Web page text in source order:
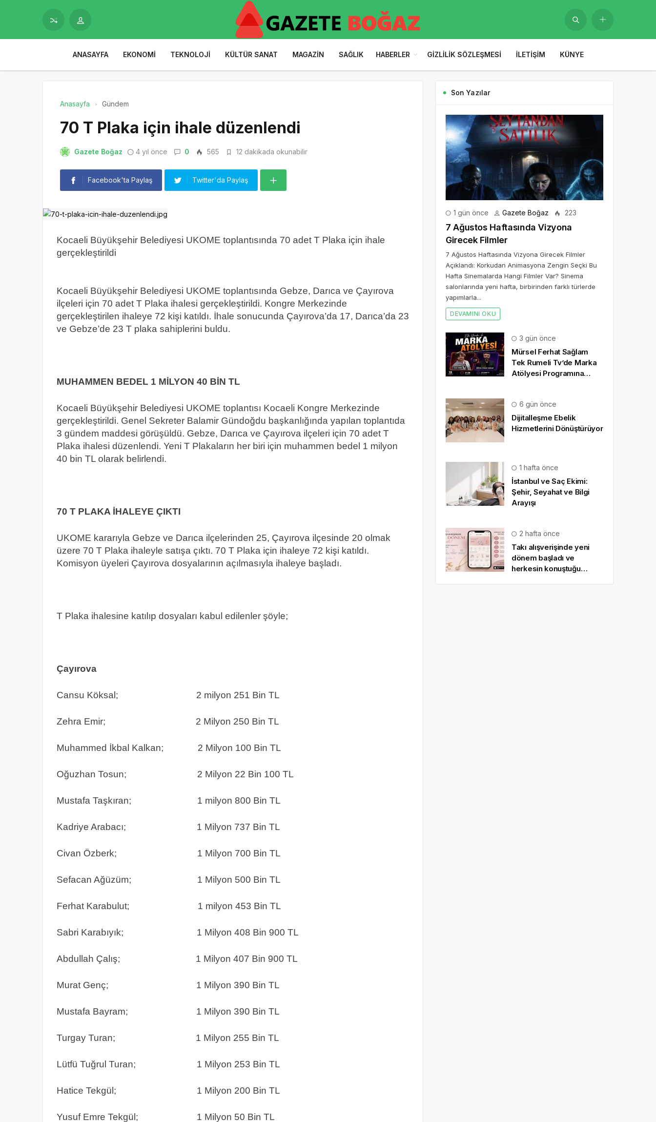
ANASAYFA EKONOMI TEKNOLOJI KÜLTÜR SANAT MAGAZIN SAĞLIK HABERLER GIZLILIK SÖZLEŞMESI İLETIŞIM KÜNYE
Anasayfa Gündem
70 T Plaka için ihale düzenlendi
Gazete Boğaz 4 yıl önce 0 565 12 dakikada okunabilir
Facebook'ta Paylaş Twitter'da Paylaş
Kocaeli Büyükşehir Belediyesi UKOME toplantısında 70 adet T Plaka için ihale
gerçekleştirildi
Kocaeli Büyükşehir Belediyesi UKOME toplantısında Gebze, Darıca ve Çayırova
ilçeleri için 70 adet T Plaka ihalesi gerçekleştirildi. Kongre Merkezinde
gerçekleştirilen ihaleye 72 kişi katıldı. İhale sonucunda Çayırova’da 17, Darıca’da 23
ve Gebze’de 23 T plaka sahiplerini buldu.
MUHAMMEN BEDEL 1 MİLYON 40 BİN TL
Kocaeli Büyükşehir Belediyesi UKOME toplantısı Kocaeli Kongre Merkezinde
gerçekleştirildi. Genel Sekreter Balamir Gündoğdu başkanlığında yapılan toplantıda
3 gündem maddesi görüşüldü. Gebze, Darıca ve Çayırova ilçeleri için 70 adet T
Plaka ihalesi düzenlendi. Yeni T Plakaların her biri için muhammen bedel 1 milyon
40 bin TL olarak belirlendi.
70 T PLAKA İHALEYE ÇIKTI
UKOME kararıyla Gebze ve Darıca ilçelerinden 25, Çayırova ilçesinde 20 olmak
üzere 70 T Plaka ihaleyle satışa çıktı. 70 T Plaka için ihaleye 72 kişi katıldı.
Komisyon üyeleri Çayırova dosyalarının açılmasıyla ihaleye başladı.
T Plaka ihalesine katılıp dosyaları kabul edilenler şöyle;
Çayırova
Cansu Köksal; 2 milyon 251 Bin TL
Zehra Emir; 2 Milyon 250 Bin TL
Muhammed İkbal Kalkan; 2 Milyon 100 Bin TL
Oğuzhan Tosun; 2 Milyon 22 Bin 100 TL
Mustafa Taşkıran; 1 milyon 800 Bin TL
Kadriye Arabacı; 1 Milyon 737 Bin TL
Civan Özberk; 1 Milyon 700 Bin TL
Sefacan Ağüzüm; 1 Milyon 500 Bin TL
Ferhat Karabulut; 1 milyon 453 Bin TL
Sabri Karabıyık; 1 Milyon 408 Bin 900 TL
Abdullah Çalış; 1 Milyon 407 Bin 900 TL
Murat Genç; 1 Milyon 390 Bin TL
Mustafa Bayram; 1 Milyon 390 Bin TL
Turgay Turan; 1 Milyon 255 Bin TL
Lütfü Tuğrul Turan; 1 Milyon 253 Bin TL
Hatice Tekgül; 1 Milyon 200 Bin TL
Yusuf Emre Tekgül; 1 Milyon 50 Bin TL
Son Yazılar
1 gün önce Gazete Boğaz 223
7 Ağustos Haftasında Vizyona
Girecek Filmler
7 Ağustos Haftasında Vizyona Girecek Filmler
Açıklandı: Korkudan Animasyona Zengin Seçki Bu
Hafta Sinemalarda Hangi Filmler Var? Sinema
salonlarında yeni hafta, birbirinden farklı türlerde
yapımlarla...
DEVAMINI OKU
3 gün önce
Mürsel Ferhat Sağlam
Tek Rumeli Tv’de Marka
Atölyesi Programına
6 gün önce
Dijitalleşme Ebelik
Hizmetlerini Dönüştürüyor
1 hafta önce
İstanbul ve Saç Ekimi:
Şehir, Seyahat ve Bilgi
Arayışı
2 hafta önce
Takı alışverişinde yeni
dönem başladı ve
herkesin konuştuğu